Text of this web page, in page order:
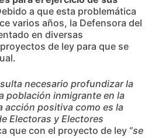
a que esta problemática
varios años, la Defensora del
en diversas
de ley para que se
necesario profundizar la
población inmigrante en la
acción positiva como es la
Electoras y Electores
que con el proyecto de ley “se